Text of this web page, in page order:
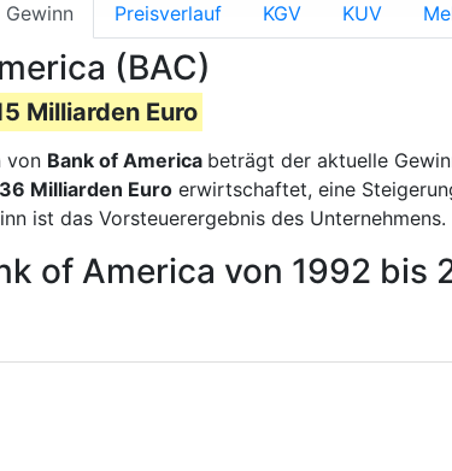
Gewinn Preisverlauf KGV KUV
(BAC)
Milliarden Euro
von Bank of America beträgt der aktuelle
Milliarden Euro erwirtschaftet, eine
ist das Vorsteuerergebnis des Unternehmens.
of America von 1992 bis